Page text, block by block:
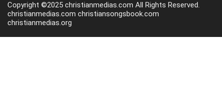
Copyright ©2025 christianmedias.com All Rights Reserved.
christianmedias.com christiansongsbook.com
christianmedias.org